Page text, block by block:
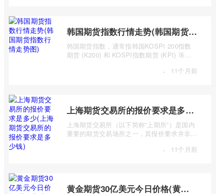
韩国期货指数行情走势(韩国期货指数行情走势图)
韩国期货指数，通常指韩国KOSPI 200指数
期货 (K200) 和 KOSPI指数期货 (KPI) 等主
· 11个月前
上海期货交易所的报价要求是多少(上海期货交易所的报价要求是多少钱)
上海期货交易所（以下简称“上期所”）是国内
重要的期货交易场所之一，其报价要求并非一
· 11个月前
黄金期货30亿美元今日价格(黄金期货30亿美元今日价格走势)